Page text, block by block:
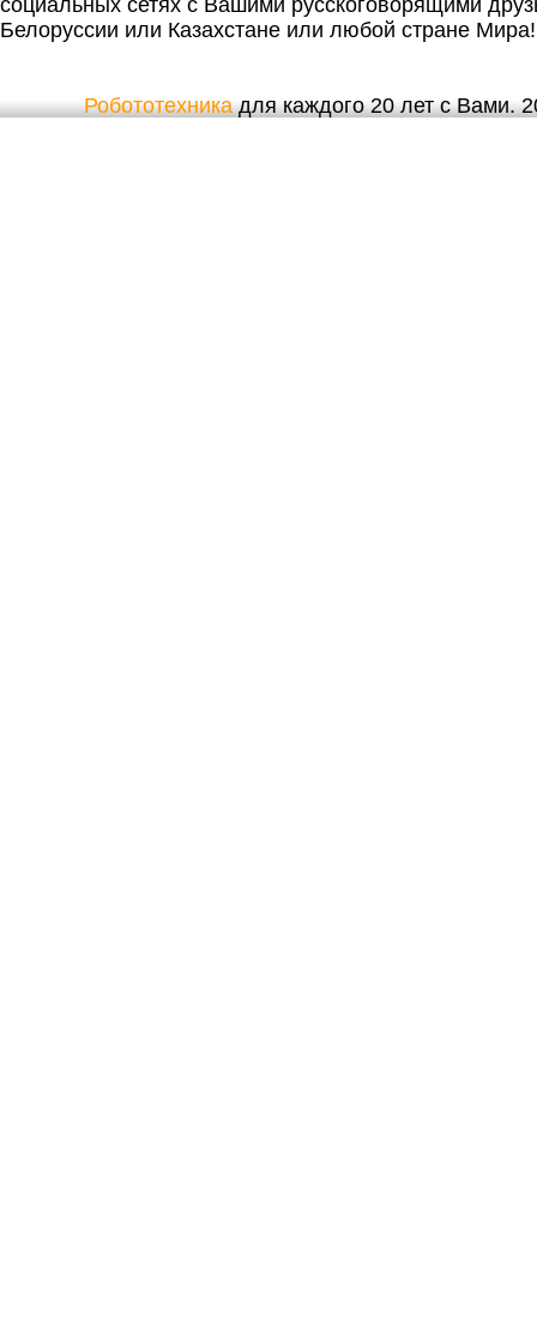
Белоруссии или Казахстане или любой стране Мира!
Робототехникадля каждого 20 лет с Вами.